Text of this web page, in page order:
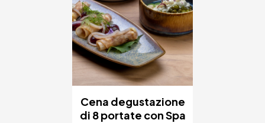
Cena degustazione
di 8 portate con Spa